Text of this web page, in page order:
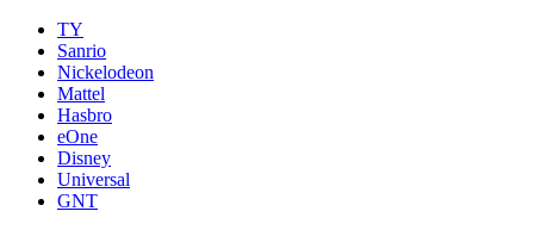
TY
Sanrio
Nickelodeon
Mattel
Hasbro
eOne
Disney
Universal
GNT